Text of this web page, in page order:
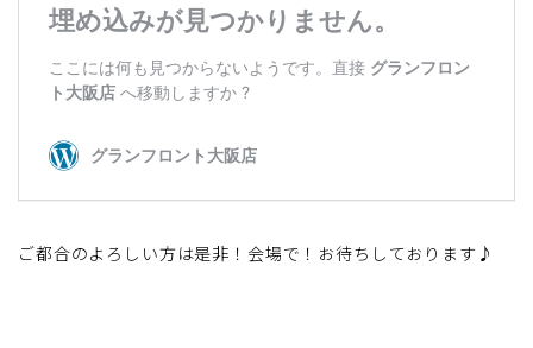
ご都合のよろしい方は是非！会場で！お待ちしております♪